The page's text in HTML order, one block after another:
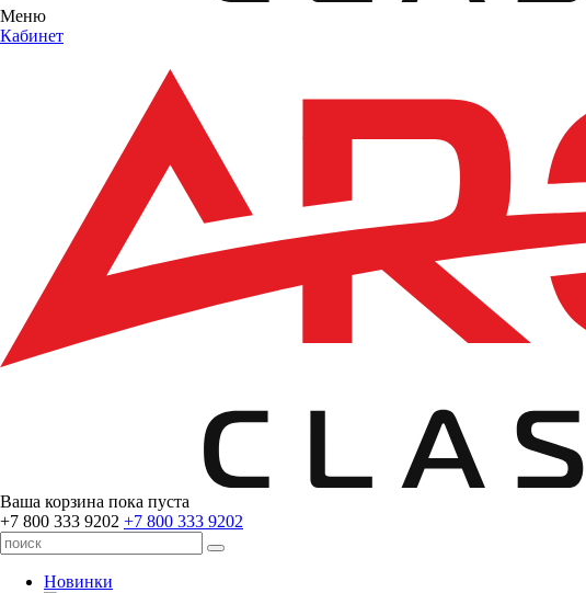
Меню
Кабинет
Ваша корзина пока пуста
+7 800 333 9202 +7 800 333 9202
Новинки